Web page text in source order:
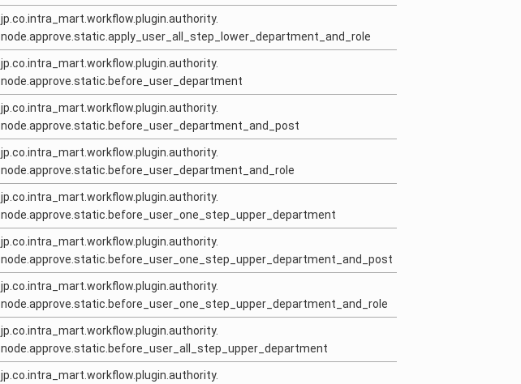
jp.co.intra_mart.workflow.plugin.authority.
node.approve.static.apply_user_all_step_lower_department_and_role
jp.co.intra_mart.workflow.plugin.authority.
node.approve.static.before_user_department
jp.co.intra_mart.workflow.plugin.authority.
node.approve.static.before_user_department_and_post
jp.co.intra_mart.workflow.plugin.authority.
node.approve.static.before_user_department_and_role
jp.co.intra_mart.workflow.plugin.authority.
node.approve.static.before_user_one_step_upper_department
jp.co.intra_mart.workflow.plugin.authority.
node.approve.static.before_user_one_step_upper_department_and_post
jp.co.intra_mart.workflow.plugin.authority.
node.approve.static.before_user_one_step_upper_department_and_role
jp.co.intra_mart.workflow.plugin.authority.
node.approve.static.before_user_all_step_upper_department
jp.co.intra_mart.workflow.plugin.authority.